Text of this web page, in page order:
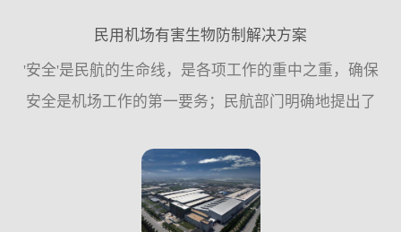
民用机场有害生物防制解决方案
'安全'是民航的生命线，是各项工作的重中之重，确保
安全是机场工作的第一要务；民航部门明确地提出了
各项工作的持续健康快速发展，从而使各项工作...